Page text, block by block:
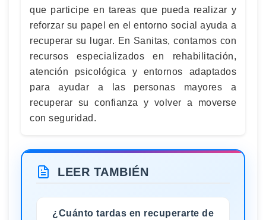
que participe en tareas que pueda realizar y
reforzar su papel en el entorno social ayuda a
recuperar su lugar. En Sanitas, contamos con
recursos especializados en rehabilitación,
atención psicológica y entornos adaptados
para ayudar a las personas mayores a
recuperar su confianza y volver a moverse
con seguridad.
LEER TAMBIÉN
¿Cuánto tardas en recuperarte de